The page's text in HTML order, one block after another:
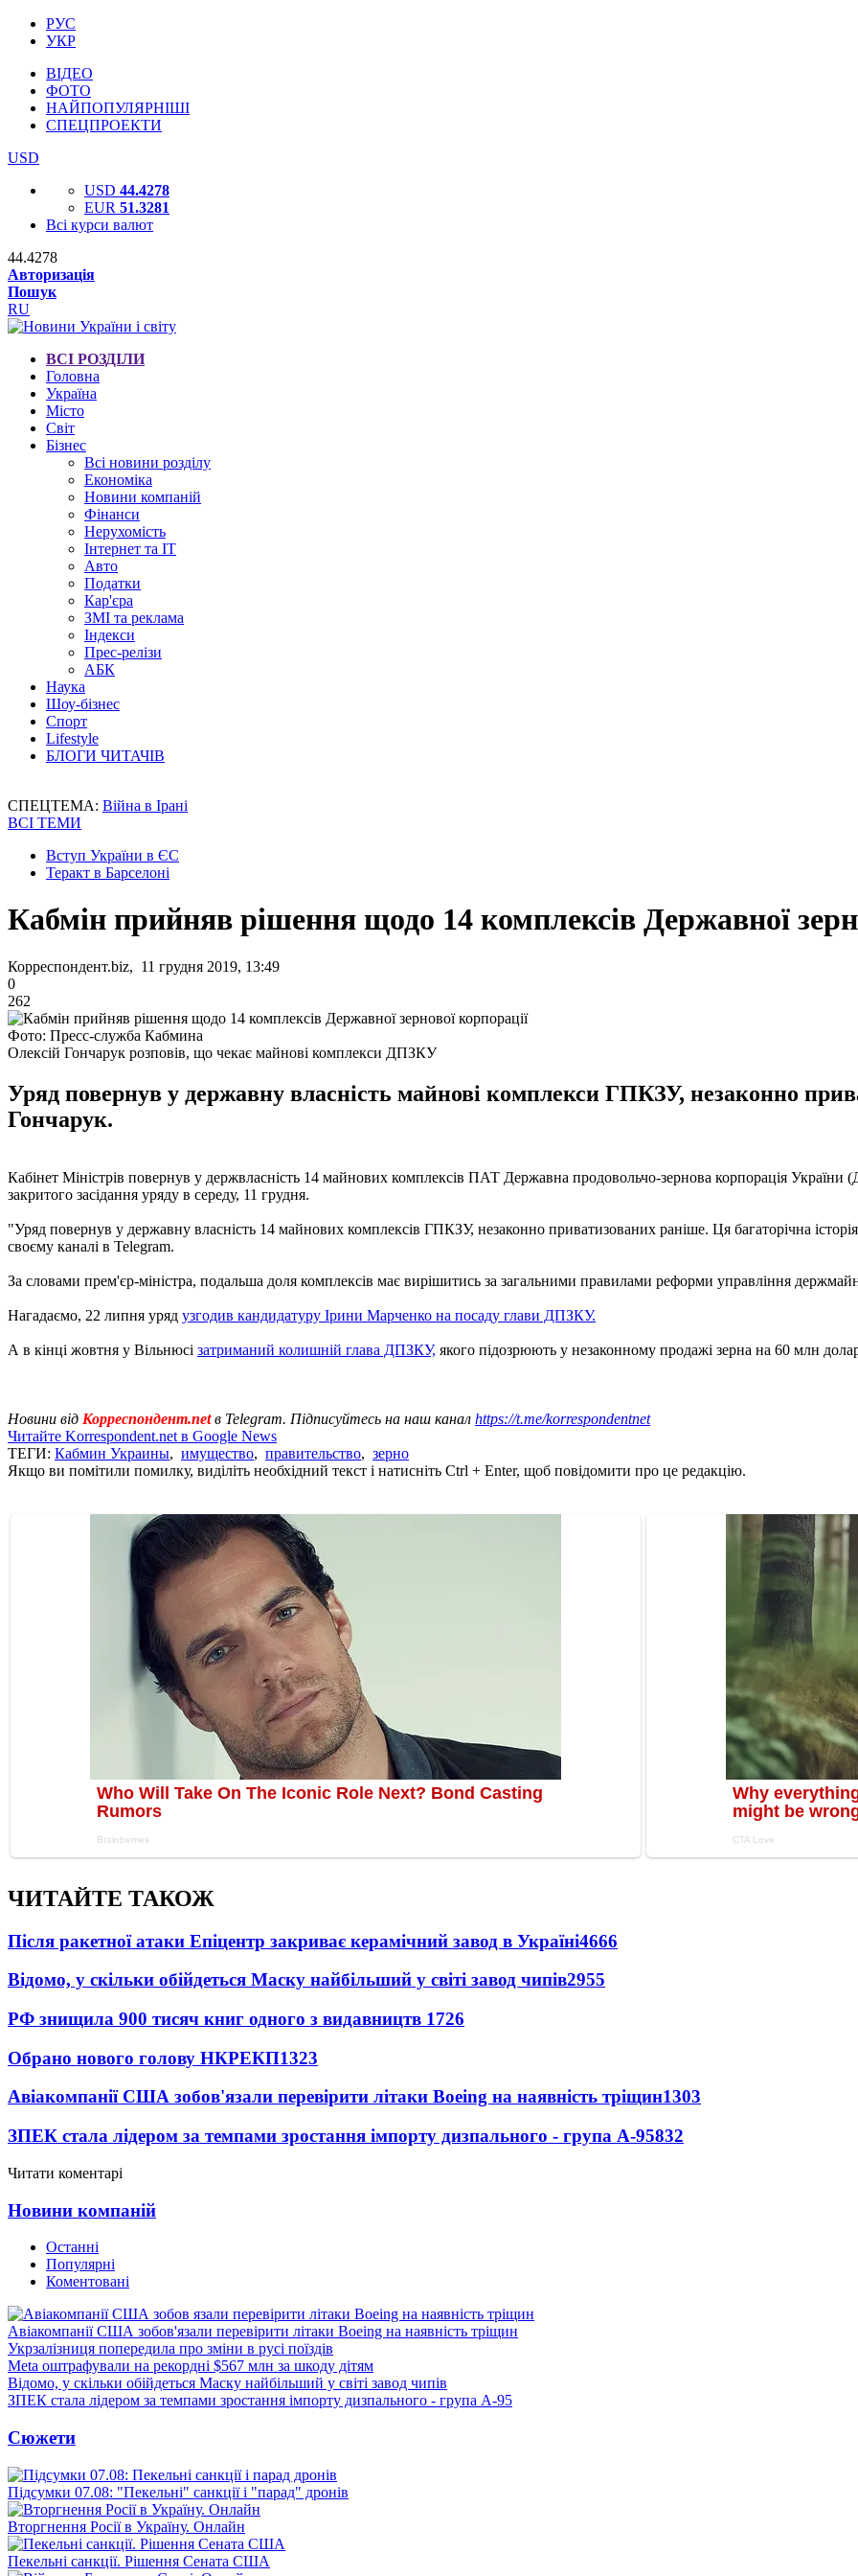
РУС
УКР
ВІДЕО
ФОТО
НАЙПОПУЛЯРНІШІ
СПЕЦПРОЕКТИ
USD
USD 44.4278
EUR 51.3281
Всі курси валют
44.4278
Авторизація
Пошук
RU
ВСІ РОЗДІЛИ
Головна
Україна
Місто
Світ
Бізнес
Всі новини розділу
Економіка
Новини компаній
Фінанси
Нерухомість
Інтернет та IT
Авто
Податки
Кар'єра
ЗМІ та реклама
Індекси
Прес-релізи
АБК
Наука
Шоу-бізнес
Спорт
Lifestyle
БЛОГИ ЧИТАЧІВ
СПЕЦТЕМА: Війна в Ірані
ВСІ ТЕМИ
Вступ України в ЄС
Теракт в Барселоні
Кабмін прийняв рішення щодо 14 комплексів Державної
Корреспондент.biz, 11 грудня 2019, 13:49
0
262
Фото: Пресс-служба Кабмина
Олексій Гончарук розповів, що чекає майнові комплекси ДПЗКУ
Уряд повернув у державну власність майнові комплекси ГПКЗУ, незаконно
Гончарук.
Кабінет Міністрів повернув у держвласність 14 майнових комплексів ПАТ Державна продовольчо-зернова корпорація
закритого засідання уряду в середу, 11 грудня.
"Уряд повернув у державну власність 14 майнових комплексів ГПКЗУ, незаконно приватизованих раніше. Ця багаторічна
своєму каналі в Telegram.
За словами прем'єр-міністра, подальша доля комплексів має вирішитись за загальними правилами реформи управління
Нагадаємо, 22 липня уряд узгодив кандидатуру Ірини Марченко на посаду глави ДПЗКУ.
А в кінці жовтня у Вільнюсі затриманий колишній глава ДПЗКУ, якого підозрюють у незаконному продажі зерна на 60 млн
Новини від Корреспондент.netв Telegram. Підписуйтесь на наш канал https://t.me/korrespondentnet
Читайте Korrespondent.net в Google News
ТЕГИ: Кабмин Украины, имущество, правительство, зерно
Якщо ви помітили помилку, виділіть необхідний текст і натисніть Ctrl + Enter, щоб повідомити про це редакцію.
ЧИТАЙТЕ ТАКОЖ
Після ракетної атаки Епіцентр закриває керамічний завод в Україні4666
Відомо, у скільки обійдеться Маску найбільший у світі завод чипів2955
РФ знищила 900 тисяч книг одного з видавництв 1726
Обрано нового голову НКРЕКП1323
Авіакомпанії США зобов'язали перевірити літаки Boeing на наявність тріщин1303
ЗПЕК стала лідером за темпами зростання імпорту дизпального - група А-95832
Читати коментарі
Новини компаній
Останні
Популярні
Коментовані
Авіакомпанії США зобов'язали перевірити літаки Boeing на наявність тріщин
Укрзалізниця попередила про зміни в русі поїздів
Meta оштрафували на рекордні $567 млн за шкоду дітям
Відомо, у скільки обійдеться Маску найбільший у світі завод чипів
ЗПЕК стала лідером за темпами зростання імпорту дизпального - група А-95
Сюжети
Підсумки 07.08: "Пекельні" санкції і "парад" дронів
Вторгнення Росії в Україну. Онлайн
Пекельні санкції. Рішення Сената США